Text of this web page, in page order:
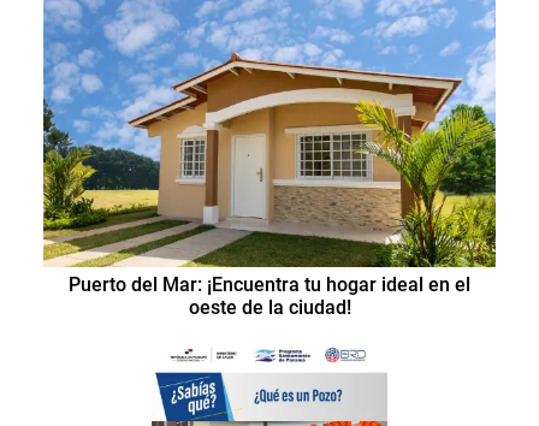
Puerto del Mar: ¡Encuentra tu hogar ideal en el
oeste de la ciudad!